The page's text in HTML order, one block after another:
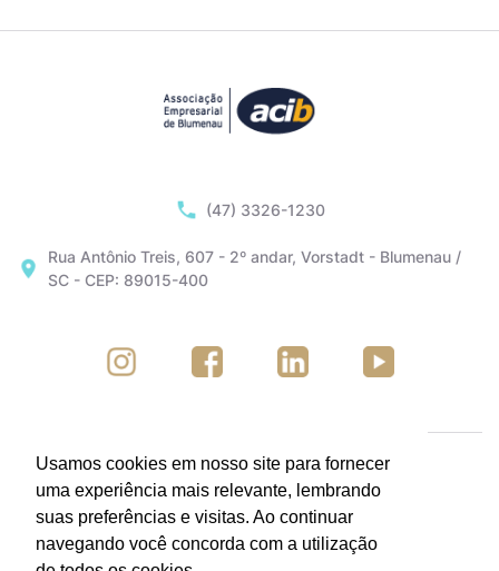
(47) 3326-1230
Rua Antônio Treis, 607 - 2º andar, Vorstadt - Blumenau /
SC - CEP: 89015-400
Usamos cookies em nosso site para fornecer
uma experiência mais relevante, lembrando
suas preferências e visitas. Ao continuar
navegando você concorda com a utilização